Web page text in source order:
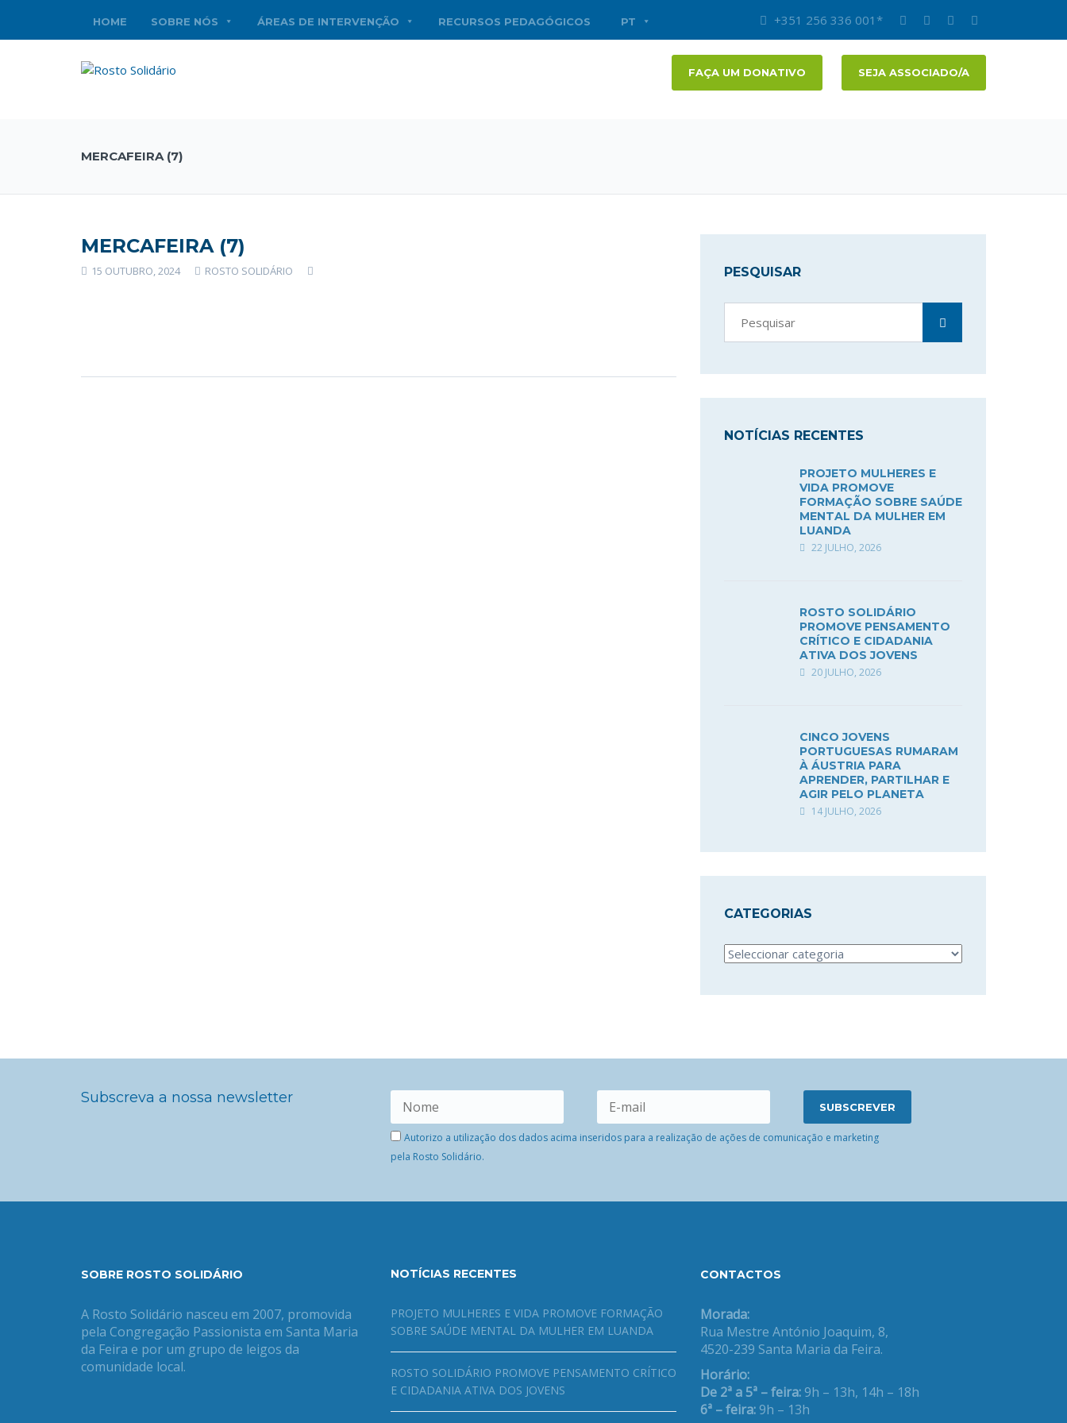
HOME SOBRE NÓS ÁREAS DE INTERVENÇÃO RECURSOS PEDAGÓGICOS PT +351 256 336 001*
FAÇA UM DONATIVO SEJA ASSOCIADO/A
MERCAFEIRA (7)
MERCAFEIRA (7)
15 OUTUBRO, 2024 ROSTO SOLIDÁRIO PESQUISAR
NOTÍCIAS RECENTES
PROJETO MULHERES E
VIDA PROMOVE
FORMAÇÃO SOBRE SAÚDE
MENTAL DA MULHER EM
LUANDA
22 JULHO, 2026
ROSTO SOLIDÁRIO
PROMOVE PENSAMENTO
CRÍTICO E CIDADANIA
ATIVA DOS JOVENS
20 JULHO, 2026
CINCO JOVENS
PORTUGUESAS RUMARAM
À ÁUSTRIA PARA
APRENDER, PARTILHAR E
AGIR PELO PLANETA
14 JULHO, 2026
CATEGORIAS
Categorias
Subscreva a nossa newsletter
Autorizo a utilização dos dados acima inseridos para a realização de ações de comunicação e marketing
pela Rosto Solidário.
SOBRE ROSTO SOLIDÁRIO
A Rosto Solidário nasceu em 2007, promovida
pela Congregação Passionista em Santa Maria
da Feira e por um grupo de leigos da
comunidade local.
NOTÍCIAS RECENTES
PROJETO MULHERES E VIDA PROMOVE FORMAÇÃO
SOBRE SAÚDE MENTAL DA MULHER EM LUANDA
ROSTO SOLIDÁRIO PROMOVE PENSAMENTO CRÍTICO
E CIDADANIA ATIVA DOS JOVENS
CONTACTOS
Morada:
Rua Mestre António Joaquim, 8,
4520-239 Santa Maria da Feira.
Horário:
De 2ª a 5ª – feira: 9h – 13h, 14h – 18h
6ª – feira: 9h – 13h